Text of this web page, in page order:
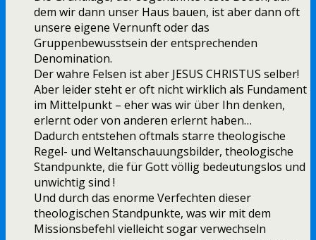
dem wir dann unser Haus bauen, ist aber dann oft
unsere eigene Vernunft oder das
Gruppenbewusstsein der entsprechenden
Denomination.
Der wahre Felsen ist aber JESUS CHRISTUS selber!
Aber leider steht er oft nicht wirklich als Fundament
im Mittelpunkt – eher was wir über Ihn denken,
erlernt oder von anderen erlernt haben…
Dadurch entstehen oftmals starre theologische
Regel- und Weltanschauungsbilder, theologische
Standpunkte, die für Gott völlig bedeutungslos und
unwichtig sind !
Und durch das enorme Verfechten dieser
theologischen Standpunkte, was wir mit dem
Missionsbefehl vielleicht sogar verwechseln